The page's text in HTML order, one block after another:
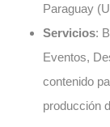
Paraguay
Servicios:
Eventos,
contenido
producción